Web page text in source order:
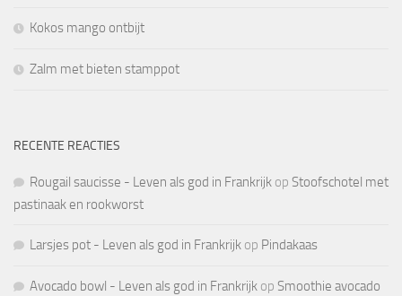
Kokos mango ontbijt
Zalm met bieten stamppot
RECENTE REACTIES
Rougail saucisse - Leven als god in Frankrijk op Stoofschotel met
pastinaak en rookworst
Larsjes pot - Leven als god in Frankrijk op Pindakaas
Avocado bowl - Leven als god in Frankrijk op Smoothie avocado